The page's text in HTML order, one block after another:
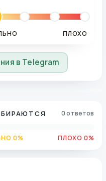
ПЛОХО
в Telegram
0 ответов
0% ПЛОХО 0%